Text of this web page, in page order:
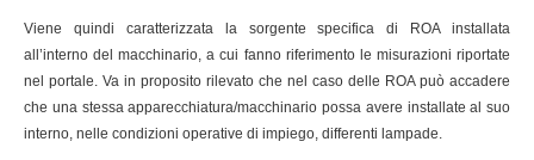
Viene quindi caratterizzata la sorgente specifica di ROA installata
all’interno del macchinario, a cui fanno riferimento le misurazioni riportate
nel portale. Va in proposito rilevato che nel caso delle ROA può accadere
che una stessa apparecchiatura/macchinario possa avere installate al suo
interno, nelle condizioni operative di impiego, differenti lampade.